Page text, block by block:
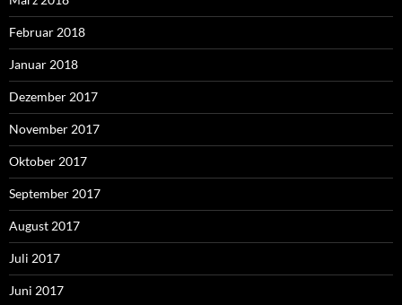
Februar 2018
Januar 2018
Dezember 2017
November 2017
Oktober 2017
September 2017
August 2017
Juli 2017
Juni 2017